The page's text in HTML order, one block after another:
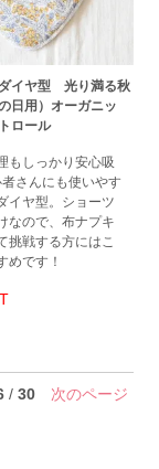
イヤ型 光り満る秋
日用）オーガニッ
ロール
もしっかり安心吸
さんにも使いやす
イヤ型。ショーツ
なので、布ナプキ
挑戦する方にはこ
めです！
/30 次のページ